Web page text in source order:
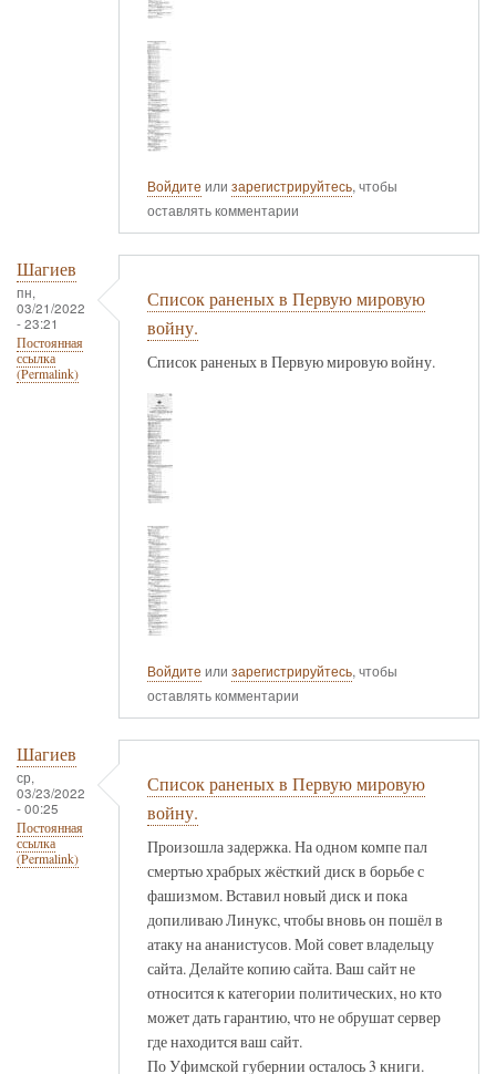
Войдите или зарегистрируйтесь, чтобы
оставлять комментарии
Шагиев
пн,
03/21/2022
- 23:21
Постоянная
ссылка
(Permalink)
Список раненых в Первую мировую
войну.
Список раненых в Первую мировую войну.
Войдите или зарегистрируйтесь, чтобы
оставлять комментарии
Шагиев
ср,
03/23/2022
- 00:25
Постоянная
ссылка
(Permalink)
Список раненых в Первую мировую
войну.
Произошла задержка. На одном компе пал
смертью храбрых жёсткий диск в борьбе с
фашизмом. Вставил новый диск и пока
допиливаю Линукс, чтобы вновь он пошёл в
атаку на ананистусов. Мой совет владельцу
сайта. Делайте копию сайта. Ваш сайт не
относится к категории политических, но кто
может дать гарантию, что не обрушат сервер
где находится ваш сайт.
По Уфимской губернии осталось 3 книги.